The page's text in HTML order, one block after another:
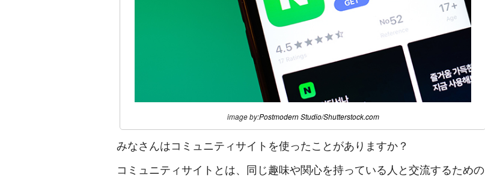
image by:Postmodern Studio/Shutterstock.com
みなさんはコミュニティサイトを使ったことがありますか？
コミュニティサイトとは、同じ趣味や関心を持っている人と交流するための